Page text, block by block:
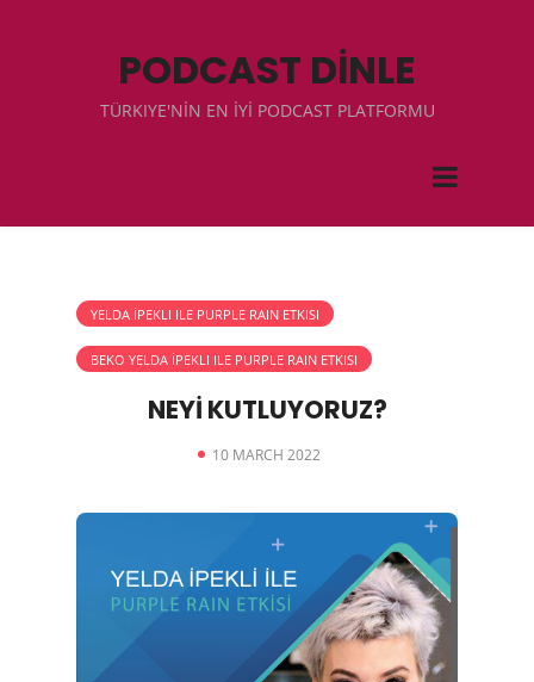
PODCAST DİNLE
TÜRKIYE'NİN EN İYİ PODCAST PLATFORMU
YELDA İPEKLI ILE PURPLE RAIN ETKISI
BEKO YELDA İPEKLI ILE PURPLE RAIN ETKISI
NEYİ KUTLUYORUZ?
10 MARCH 2022